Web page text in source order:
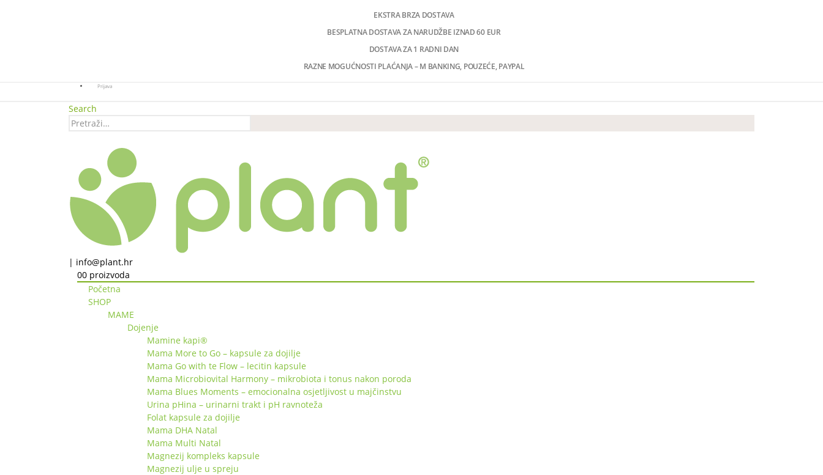
EKSTRA BRZA DOSTAVA
BESPLATNA DOSTAVA ZA NARUDŽBE IZNAD 60 EUR
DOSTAVA ZA 1 RADNI DAN
RAZNE MOGUĆNOSTI PLAĆANJA – M BANKING, POUZEĆE, PAYPAL
Prijava
Search
| info@plant.hr
00 proizvoda
Početna
SHOP
MAME
Dojenje
Mamine kapi®
Mama More to Go – kapsule za dojilje
Mama Go with te Flow – lecitin kapsule
Mama Microbiovital Harmony – mikrobiota i tonus nakon poroda
Mama Blues Moments – emocionalna osjetljivost u majčinstvu
Urina pHina – urinarni trakt i pH ravnoteža
Folat kapsule za dojilje
Mama DHA Natal
Mama Multi Natal
Magnezij kompleks kapsule
Magnezij ulje u spreju